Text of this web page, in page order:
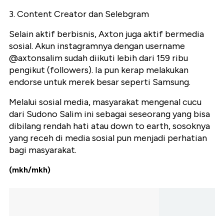
3. Content Creator dan Selebgram
Selain aktif berbisnis, Axton juga aktif bermedia
sosial. Akun instagramnya dengan username
@axtonsalim sudah diikuti lebih dari 159 ribu
pengikut (followers). Ia pun kerap melakukan
endorse untuk merek besar seperti Samsung.
Melalui sosial media, masyarakat mengenal cucu
dari Sudono Salim ini sebagai seseorang yang bisa
dibilang rendah hati atau down to earth, sosoknya
yang receh di media sosial pun menjadi perhatian
bagi masyarakat.
(mkh/mkh)